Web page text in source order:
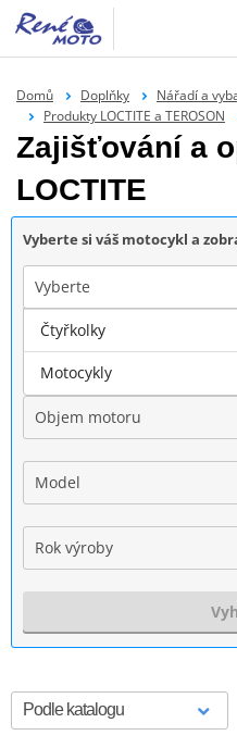
Domů Doplňky
Nářadí a
Produkty LOCTITE a TEROSON
Zajišťování a
LOCTITE
Vyberte si váš motocykl a
Vyberte
Značka
Objem motoru
Model
Rok výroby
Čtyřkolky
Motocykly